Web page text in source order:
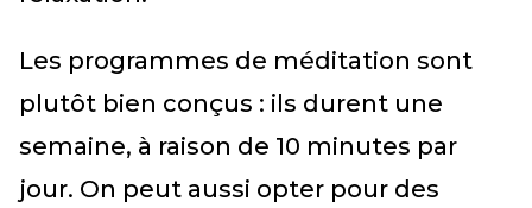
Les programmes de méditation sont
plutôt bien conçus : ils durent une
semaine, à raison de 10 minutes par
jour. On peut aussi opter pour des